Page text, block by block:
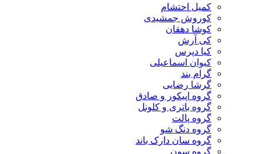
کمیل احتشام
کوروش جمشیدی
کوشا دهقان
کی آرش
کیا دپرس
کیوان اسماعیلی
گرام بند
گرشا رضایی
گروه اپیکور و صادق
گروه باتری و کلونل
گروه پالت
گروه دنگ شو
گروه سان دارک باند
گروه سون